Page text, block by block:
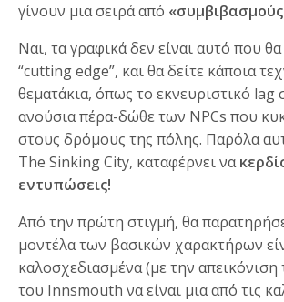
γίνουν μια σειρά από
Ναι, τα γραφικά δεν είναι αυτό που
“cutting edge”, και θα δείτε κάποια
θεματάκια, όπως το εκνευριστικό lag
ανούσια πέρα-δώθε των NPCs που
στους δρόμους της πόλης. Παρόλα
The Sinking City, καταφέρνει να
εντυπώσεις!
Από την πρώτη στιγμή, θα
μοντέλα των βασικών χαρακτήρων
καλοσχεδιασμένα (με την
του Innsmouth να είναι μια από τις